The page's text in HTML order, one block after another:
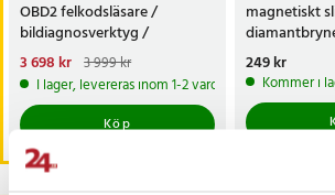
OBD2 felkodsläsare /
bildiagnosverktyg /
diagnosverktyg för bil
Nuvarande pris:
3 698 krTidigare pris:3 999 kr
3 698 kr 3 999 kr
I lager, levereras inom 1-2 vardagar
Köp
magnetiskt
knivvässare
Pris:249 kr
249 kr
Kommer i